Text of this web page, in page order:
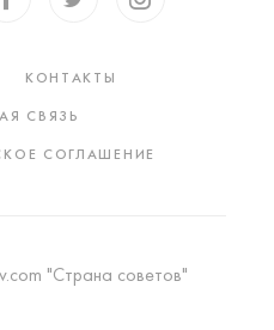
КОНТАКТЫ
СВЯЗЬ
СОГЛАШЕНИЕ
"Страна советов"